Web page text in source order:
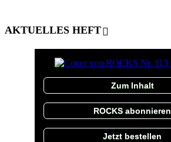
AKTUELLES HEFT
Zum Inhalt
ROCKS abonnieren
Jetzt bestellen